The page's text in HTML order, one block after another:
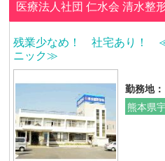
医療法人社団 仁水会清水整
残業少なめ！ 社宅あり！ ≪
ニック≫
勤務地：
熊本県